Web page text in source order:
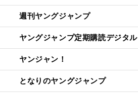
週刊ヤングジャンプ
ヤングジャンプ定期購読デジタル
ヤンジャン！
となりのヤングジャンプ